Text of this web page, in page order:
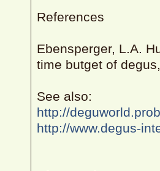
References
Ebensperger, L.A.
time butget of
See also:
http://
http://www.degus-